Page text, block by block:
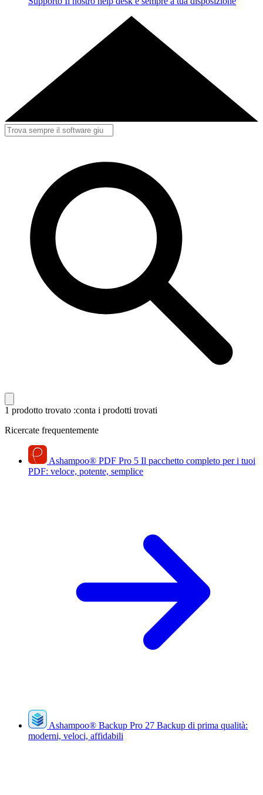
1 prodotto trovato :conta i prodotti trovati
Ricercate frequentemente
Ashampoo® PDF Pro 5 Il pacchetto completo per i tuoi
PDF: veloce, potente, semplice
Ashampoo® Backup Pro 27 Backup di prima qualità:
moderni, veloci, affidabili